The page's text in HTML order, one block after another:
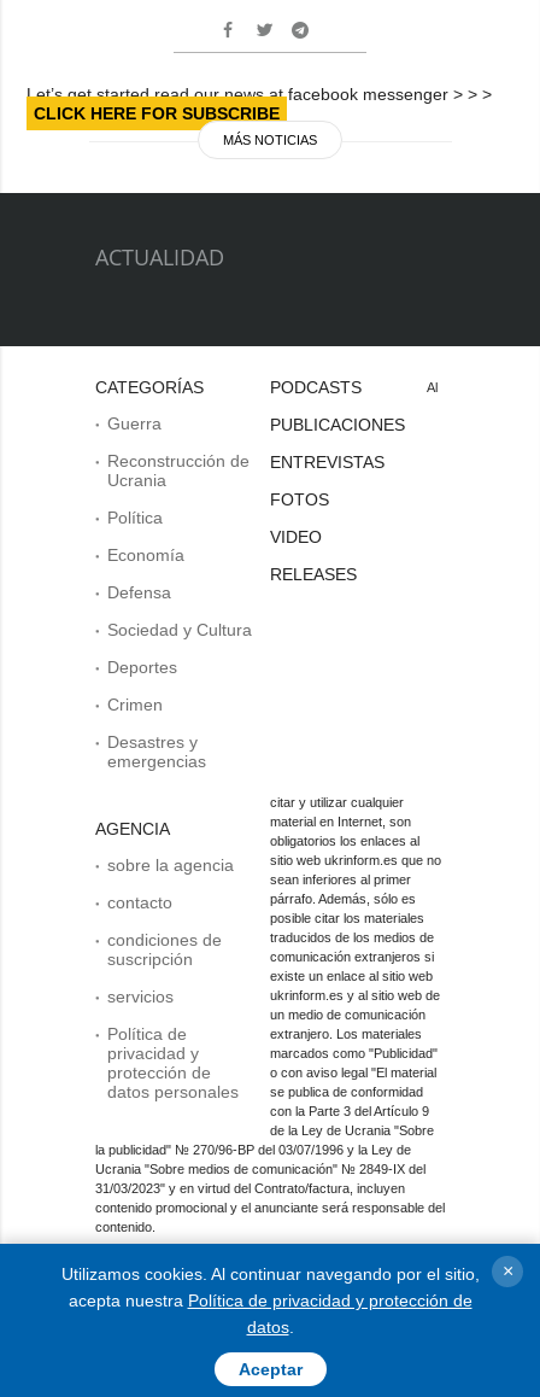
Let’s get started read our news at facebook messenger > > >
CLICK HERE FOR SUBSCRIBE
MÁS NOTICIAS
ACTUALIDAD
CATEGORÍAS
Guerra
Reconstrucción de
Ucrania
Política
Economía
Defensa
Sociedad y Cultura
Deportes
Crimen
Desastres y
emergencias
AGENCIA
sobre la agencia
contacto
condiciones de
suscripción
servicios
Política de
privacidad y
protección de
datos personales
PODCASTS
PUBLICACIONES
ENTREVISTAS
FOTOS
VIDEO
RELEASES
Al
citar y utilizar cualquier
material en Internet, son
obligatorios los enlaces al
sitio web ukrinform.es que no
sean inferiores al primer
párrafo. Además, sólo es
posible citar los materiales
traducidos de los medios de
comunicación extranjeros si
existe un enlace al sitio web
ukrinform.es y al sitio web de
un medio de comunicación
extranjero. Los materiales
marcados como "Publicidad"
o con aviso legal "El material
se publica de conformidad
con la Parte 3 del Artículo 9
de la Ley de Ucrania "Sobre
la publicidad" № 270/96-ВР del 03/07/1996 y la Ley de
Ucrania "Sobre medios de comunicación" № 2849-IX del
31/03/2023" y en virtud del Contrato/factura, incluyen
contenido promocional y el anunciante será responsable del
contenido.
Entidad de medios en línea; identificador de medios: R40-
01421.
© 2015-2026 Ukrinform. Todos los derechos reservados.
Utilizamos cookies. Al continuar navegando por el sitio,
acepta nuestra Política de privacidad y protección de
datos.
Aceptar
×